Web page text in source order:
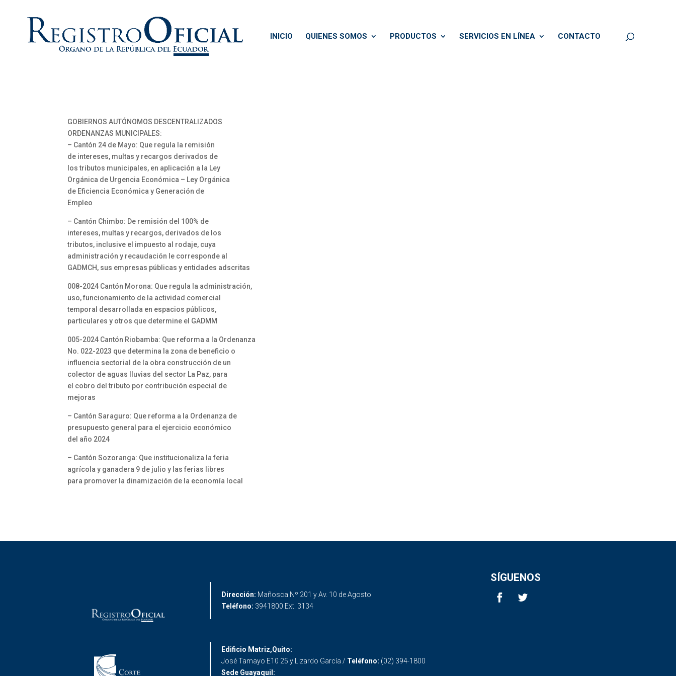
INICIO QUIENES SOMOS PRODUCTOS SERVICIOS EN LÍNEA CONTACTO
GOBIERNOS AUTÓNOMOS DESCENTRALIZADOS
ORDENANZAS MUNICIPALES:
– Cantón 24 de Mayo: Que regula la remisión
de intereses, multas y recargos derivados de
los tributos municipales, en aplicación a la Ley
Orgánica de Urgencia Económica – Ley Orgánica
de Eficiencia Económica y Generación de
Empleo
– Cantón Chimbo: De remisión del 100% de
intereses, multas y recargos, derivados de los
tributos, inclusive el impuesto al rodaje, cuya
administración y recaudación le corresponde al
GADMCH, sus empresas públicas y entidades adscritas
008-2024 Cantón Morona: Que regula la administración,
uso, funcionamiento de la actividad comercial
temporal desarrollada en espacios públicos,
particulares y otros que determine el GADMM
005-2024 Cantón Riobamba: Que reforma a la Ordenanza
No. 022-2023 que determina la zona de beneficio o
influencia sectorial de la obra construcción de un
colector de aguas lluvias del sector La Paz, para
el cobro del tributo por contribución especial de
mejoras
– Cantón Saraguro: Que reforma a la Ordenanza de
presupuesto general para el ejercicio económico
del año 2024
– Cantón Sozoranga: Que institucionaliza la feria
agrícola y ganadera 9 de julio y las ferias libres
para promover la dinamización de la economía local
Dirección: Mañosca Nº 201 y Av. 10 de Agosto
Teléfono: 3941800 Ext. 3134
SÍGUENOS
Edificio Matriz,Quito:
José Tamayo E10 25 y Lizardo García / Teléfono: (02) 394-1800
Sede Guayaquil: